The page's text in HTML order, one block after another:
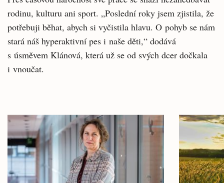
rodinu, kulturu ani sport. „Poslední roky jsem zjistila, že
potřebuji běhat, abych si vyčistila hlavu. O pohyb se nám
stará náš hyperaktivní pes i naše děti,“ dodává
s úsměvem Klánová, která už se od svých dcer dočkala
i vnoučat.
Související
články